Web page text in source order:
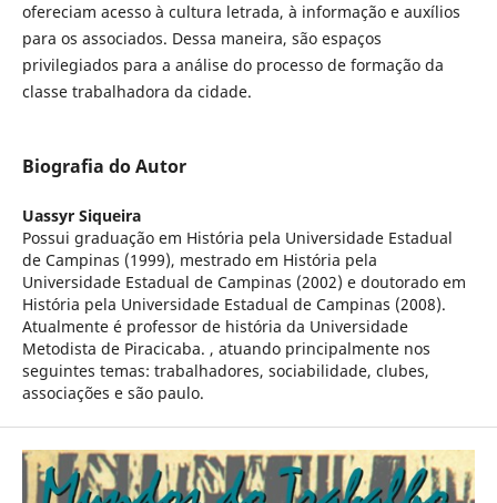
ofereciam acesso à cultura letrada, à informação e auxílios
para os associados. Dessa maneira, são espaços
privilegiados para a análise do processo de formação da
classe trabalhadora da cidade.
Biografia do Autor
Uassyr Siqueira
Possui graduação em História pela Universidade Estadual
de Campinas (1999), mestrado em História pela
Universidade Estadual de Campinas (2002) e doutorado em
História pela Universidade Estadual de Campinas (2008).
Atualmente é professor de história da Universidade
Metodista de Piracicaba. , atuando principalmente nos
seguintes temas: trabalhadores, sociabilidade, clubes,
associações e são paulo.